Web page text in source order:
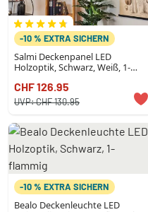
-10 % EXTRA SICHERN
Salmi Deckenpanel LED
Holzoptik, Schwarz, Weiß, 1-
CHF 126.95
UVP:CHF 130.95
-10 % EXTRA SICHERN
Bealo Deckenleuchte LED